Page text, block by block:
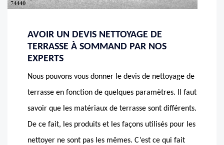
AVOIR UN DEVIS NETTOYAGE DE
TERRASSE À SOMMAND PAR NOS
EXPERTS
Nous pouvons vous donner le devis de nettoyage de
terrasse en fonction de quelques paramètres. Il faut
savoir que les matériaux de terrasse sont différents.
De ce fait, les produits et les façons utilisés pour les
nettoyer ne sont pas les mêmes. C’est ce qui fait